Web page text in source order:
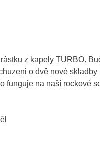
z kapely TURBO.
o dvě nové
funguje na naší rockové